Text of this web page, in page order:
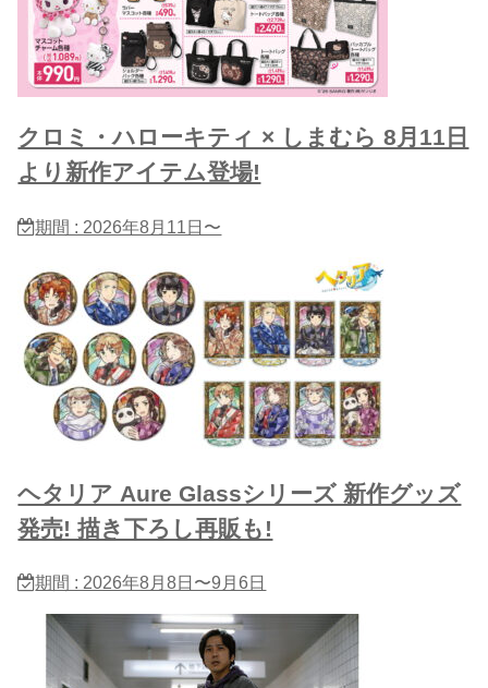
クロミ・ハローキティ × しまむら 8月11日
より新作アイテム登場!
期間 : 2026年8月11日〜
ヘタリア Aure Glassシリーズ 新作グッズ
発売! 描き下ろし再販も!
期間 : 2026年8月8日〜9月6日